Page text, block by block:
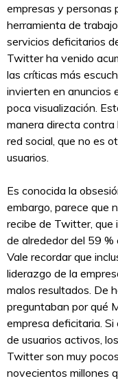
empresas y personas
herramienta de
servicios deficitarios
Twitter ha venido
las críticas más
invierten en anuncios
poca visualización.
manera directa contra
red social, que no es
usuarios.
Es conocida la
embargo, parece que
recibe de Twitter, que
de alrededor del 59 %
Vale recordar que
liderazgo de la
malos resultados. De
preguntaban por qué
empresa deficitaria.
de usuarios activos,
Twitter son muy
novecientos millones